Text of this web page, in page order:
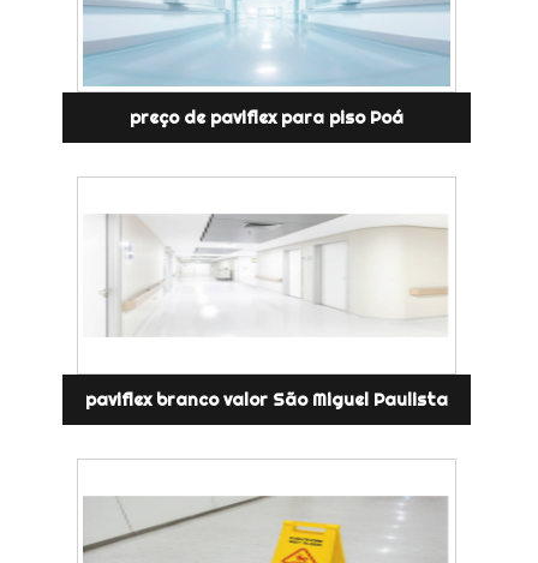
preço de paviflex para piso Poá
paviflex branco valor São Miguel Paulista